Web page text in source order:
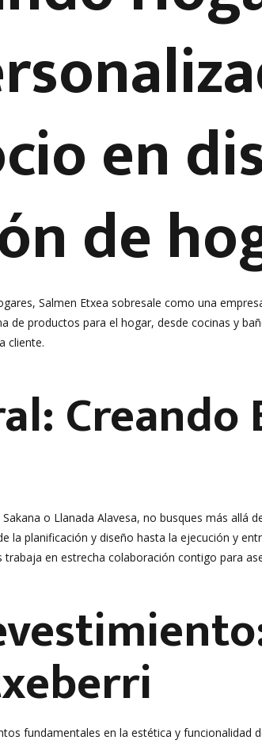
en
de
Salmen Etxea sobresale como una
de productos para el hogar, desde cocinas y
cliente.
Creando
o Llanada Alavesa, no busques más allá
planificación y diseño hasta la ejecución y
en estrecha colaboración contigo para
fundamentales en la estética y funcionalidad